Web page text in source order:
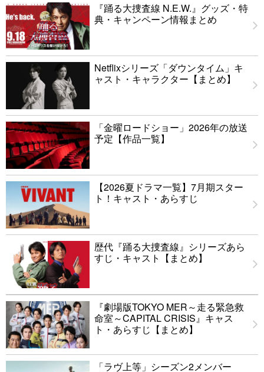
『踊る大捜査線 N.E.W.』グッズ・特
典・キャンペーン情報まとめ
Netflixシリーズ「ダウンタイム」キ
ャスト・キャラクター【まとめ】
「金曜ロードショー」2026年の放送
予定【作品一覧】
【2026夏ドラマ一覧】7月期スター
ト！キャスト・あらすじ
歴代『踊る大捜査線』シリーズあら
すじ・キャスト【まとめ】
『劇場版TOKYO MER～走る緊急救
命室～CAPITAL CRISIS』キャス
ト・あらすじ【まとめ】
「ラヴ上等」シーズン2メンバー